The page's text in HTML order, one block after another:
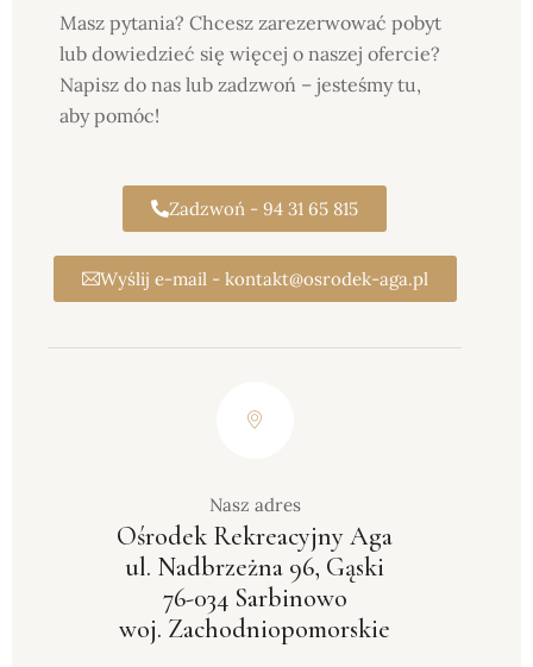
Masz pytania? Chcesz zarezerwować pobyt
lub dowiedzieć się więcej o naszej ofercie?
Napisz do nas lub zadzwoń – jesteśmy tu,
aby pomóc!
Zadzwoń - 94 31 65 815
Wyślij e-mail - kontakt@osrodek-aga.pl
Nasz adres
Ośrodek Rekreacyjny Aga
ul. Nadbrzeżna 96, Gąski
76-034 Sarbinowo
woj. Zachodniopomorskie